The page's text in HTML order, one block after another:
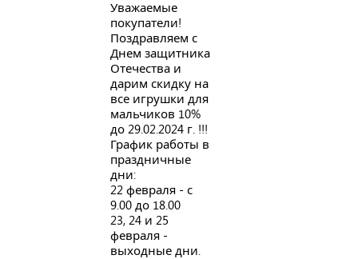
Уважаемые
покупатели!
Поздравляем с
Днем защитника
Отечества и
дарим скидку на
все игрушки для
мальчиков 10%
до 29.02.2024 г. !!!
График работы в
праздничные
дни:
22 февраля - с
9.00 до 18.00
23, 24 и 25
февраля -
выходные дни.